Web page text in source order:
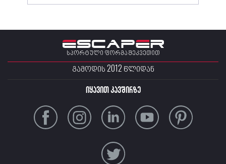
სპორტული ფორმა შეკვეთით
ᲒᲐᲛᲝᲓᲘᲡ 2012 ᲬᲚᲘᲓᲐᲜ
იყავით კავშირზე